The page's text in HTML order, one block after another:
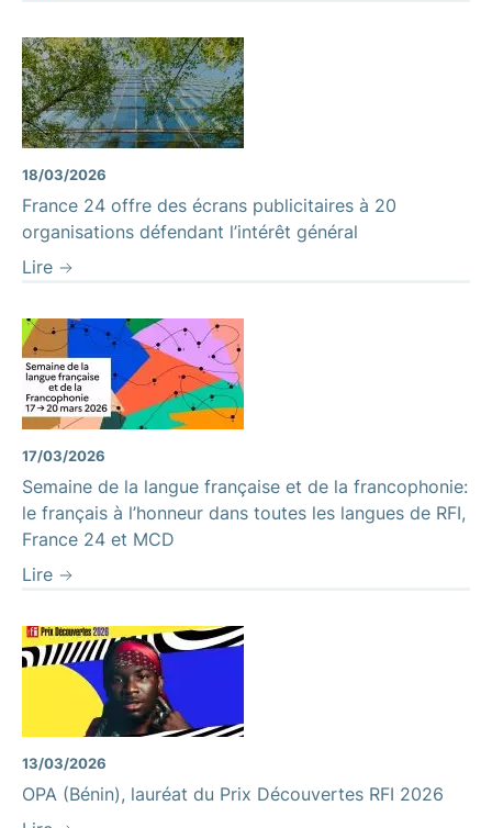
18/03/2026
France 24 offre des écrans publicitaires à 20
organisations défendant l’intérêt général
Lire
17/03/2026
Semaine de la langue française et de la francophonie:
le français à l’honneur dans toutes les langues de RFI,
France 24 et MCD
Lire
13/03/2026
OPA (Bénin), lauréat du Prix Découvertes RFI 2026